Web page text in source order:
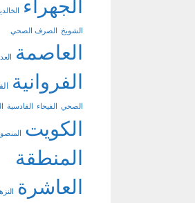
الجهراء
الشويخ الصرف الصحي
العاصمة
الفروانية
الصحي الفيحاء القادسية
الكويت
المنطقة
العاشرة